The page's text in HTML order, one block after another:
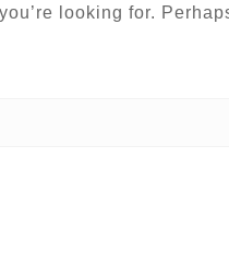
looking for.